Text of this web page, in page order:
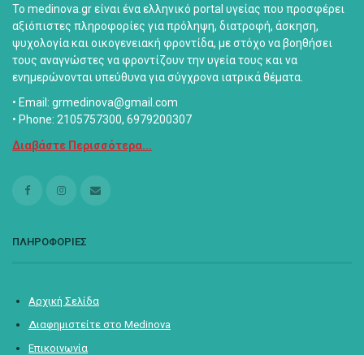
Το medinova.gr είναι ένα ελληνικό portal υγείας που προσφέρει
αξιόπιστες πληροφορίες για πρόληψη, διατροφή, άσκηση,
ψυχολογία και οικογενειακή φροντίδα, με στόχο να βοηθήσει
τους αναγνώστες να φροντίζουν την υγεία τους και να
ενημερώνονται υπεύθυνα για σύγχρονα ιατρικά θέματα.
• Email: grmedinova@gmail.com
• Phone: 2105757300, 6979200307
Διαβάστε Περισσότερα...
ΠΛΗΡΟΦΟΡΙΕΣ
Αρχική Σελίδα
Διαφημιστείτε στο Medinova
Επικοινωνία